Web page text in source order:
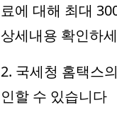
료에 대해 최대
상세내용 확인하
2. 국세청 홈택스
인할 수 있습니다